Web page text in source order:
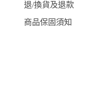
退/換貨及退款
商品保固須知